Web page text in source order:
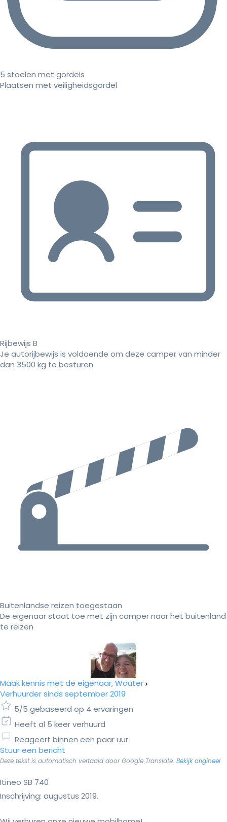
5 stoelen met gordels
Plaatsen met veiligheidsgordel
Rijbewijs B
Je autorijbewijs is voldoende om deze camper van minder
dan 3500 kg te besturen
Buitenlandse reizen toegestaan
De eigenaar staat toe met zijn camper naar het buitenland
te reizen
Maak kennis met de eigenaar, Wouter
Verhuurder sinds september 2019
5/5 gebaseerd op 4 ervaringen
Heeft al 5 keer verhuurd
Reageert binnen een paar uur
Stuur een bericht
Deze tekst is automatisch vertaald door Google Translate. Bekijk origineel
Itineo SB 740
Inschrijving: augustus 2019.